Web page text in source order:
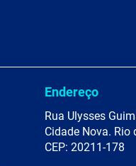
Endereço
Rua Ulysses
Cidade Nova. Rio
CEP: 20211-178